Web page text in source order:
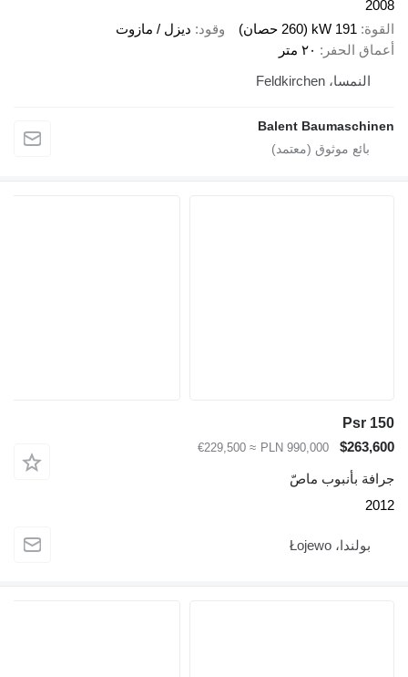
2008
القوة 191 kW (260 حصان) وقود ديزل / مازوت
أعماق الحفر
٢٠ متر
النمسا، Feldkirchen
Balent Baumaschinen
Psr 150
$263,600
PLN 990,000
≈ €229,500
جرافة بأنبوب ماصّ
2012
بولندا، Łojewo